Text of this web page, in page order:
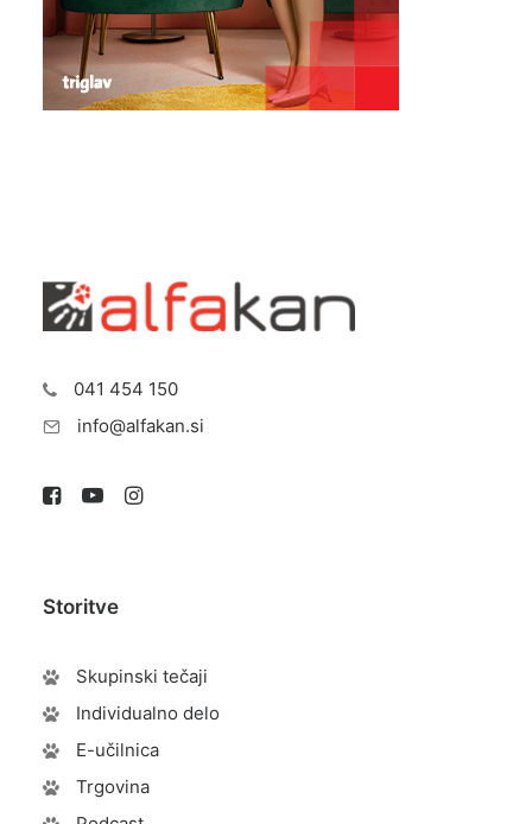
041 454 150
info@alfakan.si
Storitve
Skupinski tečaji
Individualno delo
E-učilnica
Trgovina